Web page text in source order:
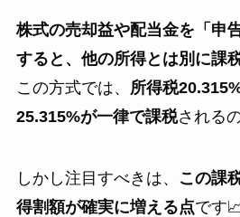
株式の売却益や配当金を「申
すると、他の所得とは別に課
この方式では、
所得税
25.315%が一律で課税される
しかし注目すべきは、
この課
得割額が確実に増える点です